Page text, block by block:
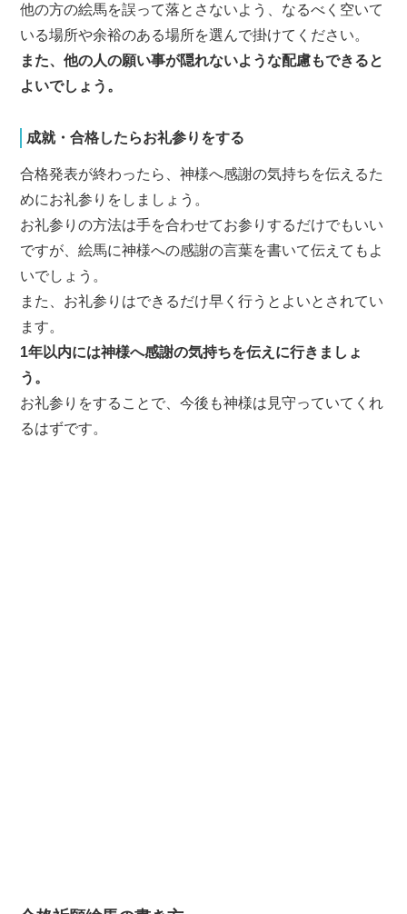
他の方の絵馬を誤って落とさないよう、なるべく空いて
いる場所や余裕のある場所を選んで掛けてください。
また、他の人の願い事が隠れないような配慮もできると
よいでしょう。
成就・合格したらお礼参りをする
合格発表が終わったら、神様へ感謝の気持ちを伝えるた
めにお礼参りをしましょう。
お礼参りの方法は手を合わせてお参りするだけでもいい
ですが、絵馬に神様への感謝の言葉を書いて伝えてもよ
いでしょう。
また、お礼参りはできるだけ早く行うとよいとされてい
ます。
1年以内には神様へ感謝の気持ちを伝えに行きましょ
う。
お礼参りをすることで、今後も神様は見守っていてくれ
るはずです。